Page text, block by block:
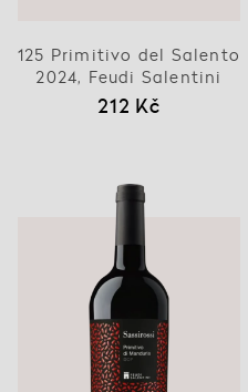
125 Primitivo del Salento
2024, Feudi Salentini
212 Kč